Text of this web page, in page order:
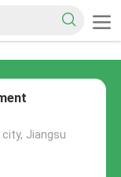
Jiangsu